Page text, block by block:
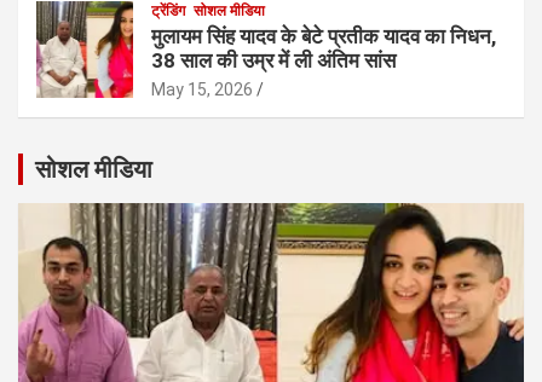
ट्रेंडिंग सोशल मीडिया
मुलायम सिंह यादव के बेटे प्रतीक यादव का निधन,
38 साल की उम्र में ली अंतिम सांस
May 15, 2026
सोशल मीडिया